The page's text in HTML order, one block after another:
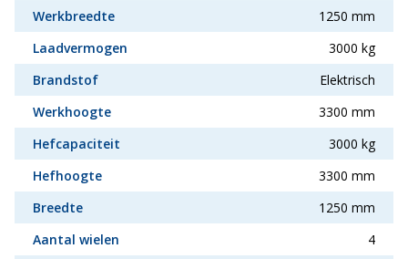
Werkbreedte
1250 mm
Laadvermogen
3000 kg
Brandstof
Elektrisch
Werkhoogte
3300 mm
Hefcapaciteit
3000 kg
Hefhoogte
3300 mm
Breedte
1250 mm
Aantal wielen
4